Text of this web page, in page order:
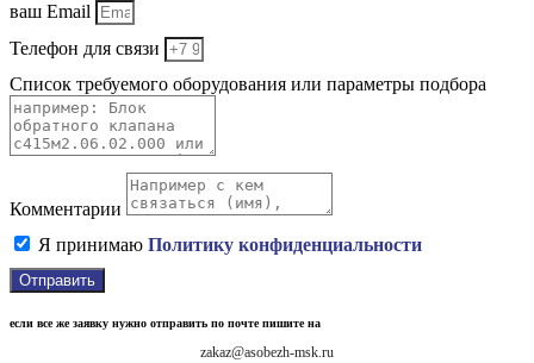
ваш Email
Телефон для связи
Список требуемого оборудования или параметры подбора
Комментарии
Я принимаю Политику конфиденциальности
Отправить
если все же заявку нужно отправить по почте пишите на
zakaz@asobezh-msk.ru